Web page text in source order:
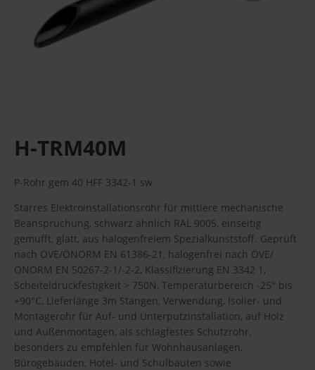
H-TRM40M
P-Rohr gem 40 HFF 3342-1 sw
Starres Elektroinstallationsrohr für mittlere mechanische
Beanspruchung, schwarz ähnlich RAL 9005, einseitig
gemufft, glatt, aus halogenfreiem Spezialkunststoff. Geprüft
nach ÖVE/ÖNORM EN 61386-21, halogenfrei nach ÖVE/
ÖNORM EN 50267-2-1/-2-2, Klassifizierung EN 3342 1,
Scheiteldruckfestigkeit > 750N, Temperaturbereich -25° bis
+90°C, Lieferlänge 3m Stangen, Verwendung, Isolier- und
Montagerohr für Auf- und Unterputzinstallation, auf Holz
und Außenmontagen, als schlagfestes Schutzrohr,
besonders zu empfehlen für Wohnhausanlagen,
Bürogebäuden, Hotel- und Schulbauten sowie